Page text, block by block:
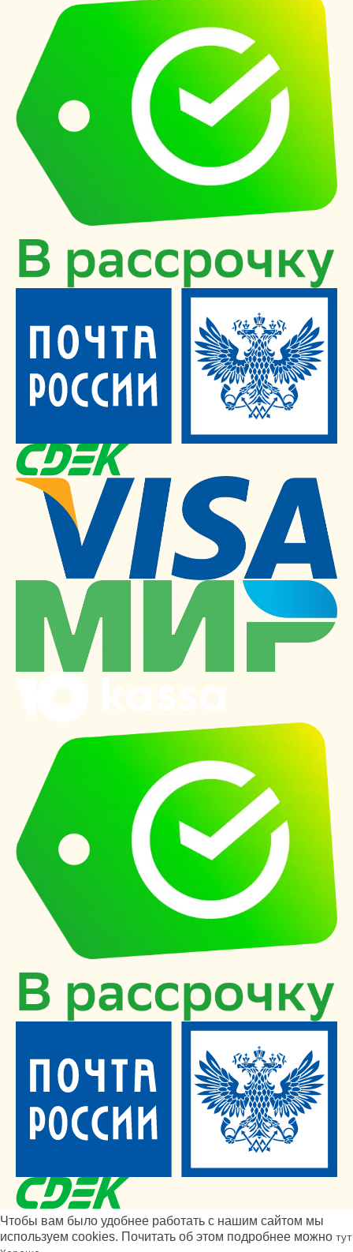
Чтобы вам было удобнее работать с нашим сайтом мы
используем cookies. Почитать об этом подробнее можно тут